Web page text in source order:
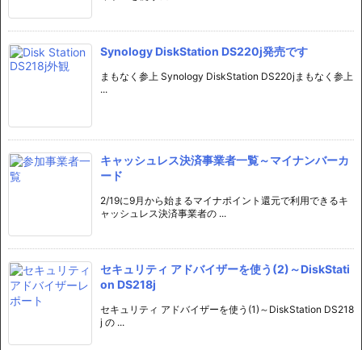
Synology DiskStation DS220j発売です
まもなく参上 Synology DiskStation DS220jまもなく参上
...
キャッシュレス決済事業者一覧～マイナンバーカ
ード
2/19に9月から始まるマイナポイント還元で利用できるキ
ャッシュレス決済事業者の ...
セキュリティ アドバイザーを使う(2)～DiskStati
on DS218j
セキュリティ アドバイザーを使う(1)～DiskStation DS218
j の ...